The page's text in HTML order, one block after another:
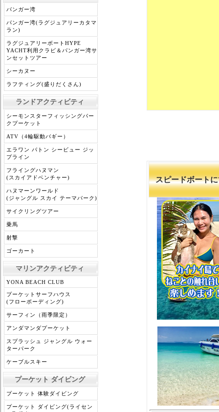
パンガー湾
パンガー湾(ラグジュアリーカタマ
ラン)
ラグジュアリーボートHYPE
YACHT利用クラビ＆パンガー湾サ
ンセットツアー
シーカヌー
ラフティング(盛りだくさん)
ランドアクティビティ
シーモンスターフィッシングパー
クプーケット
ATV（4輪駆動バギー）
エラワン パトン シービュー ジッ
プライン
フライングハヌマン
(スカイアドベンチャー)
ハヌマーンワールド
(ジャングル スカイ テーマパーク)
サイクリングツアー
乗馬
射撃
ゴーカート
マリンアクティビティ
YONA BEACH CLUB
プーケットサーフハウス
(フローボーディング)
サーフィン（雨季限定）
アンダマンダプーケット
スプラッシュ ジャングル ウォー
ターパーク
ケーブルスキー
プーケット ダイビング
プーケット 体験ダイビング
プーケット ダイビング(ライセン
スピードボート